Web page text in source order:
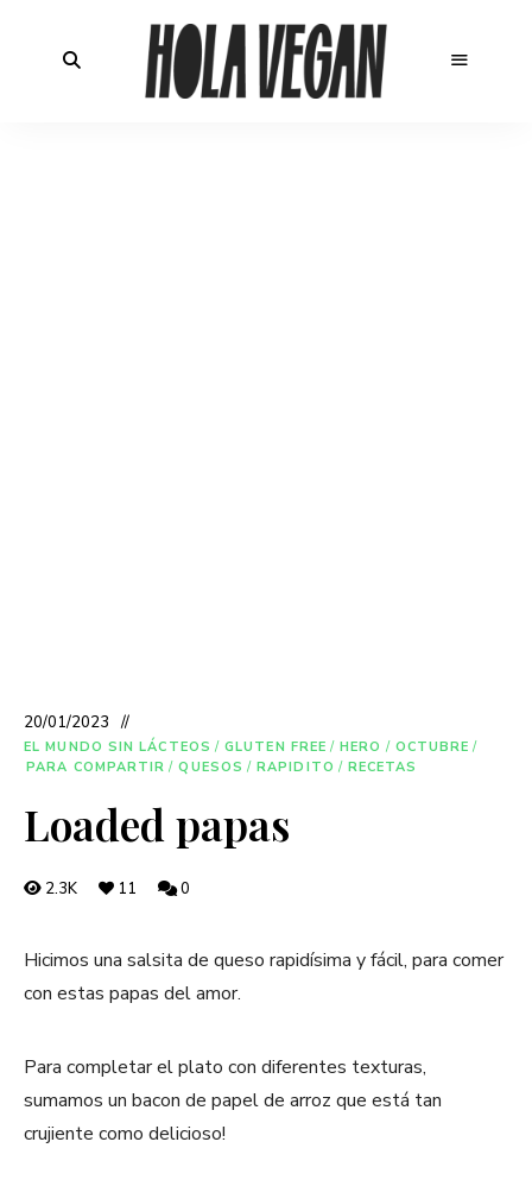
20/01/2023
EL MUNDO SIN LÁCTEOS / GLUTEN FREE / HERO / OCTUBRE /
PARA COMPARTIR / QUESOS / RAPIDITO / RECETAS
Loaded papas
2.3K 11 0
Hicimos una salsita de queso rapidísima y fácil, para comer
con estas papas del amor.
Para completar el plato con diferentes texturas,
sumamos un bacon de papel de arroz que está tan
crujiente como delicioso!